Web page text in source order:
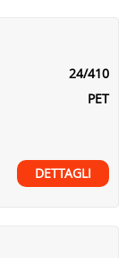
24/410
PET
DETTAGLI